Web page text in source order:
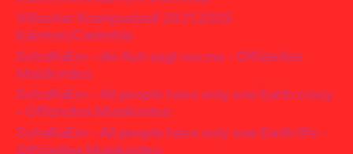
Villacher Krampuslauf 28.11.2025
Kärnten/Carinthia
SchaRaEm – die Kuh sagt mu mu – Offizielles
Musikvideo
SchaRaEm – All people have only one Earth crazy
– Offizielles Musikvideo
SchaRaEm – All people have only one Earth life –
Offizielles Musikvideo